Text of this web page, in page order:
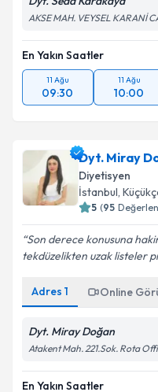
AKSE MAH. VEYSEL KARANİ
En Yakın Saatler
11 Ağu
09:30
11 Ağu
10:00
Dyt. Miray
Diyetisyen
İstanbul,
5 (95
Son derece konusuna
tekdüzelikten uzak listeler
Adres 1 Online
Dyt. Miray Doğan
Atakent Mah. 221.Sok. Rota
En Yakın Saatler